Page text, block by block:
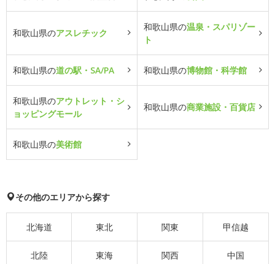
和歌山県のアスレチック
和歌山県の温泉・スパリゾー
ト
和歌山県の道の駅・SA/PA 和歌山県の博物館・科学館
和歌山県のアウトレット・シ
ョッピングモール
和歌山県の商業施設・百貨店
和歌山県の美術館
その他のエリアから探す
北海道 東北 関東 甲信越
北陸 東海 関西 中国